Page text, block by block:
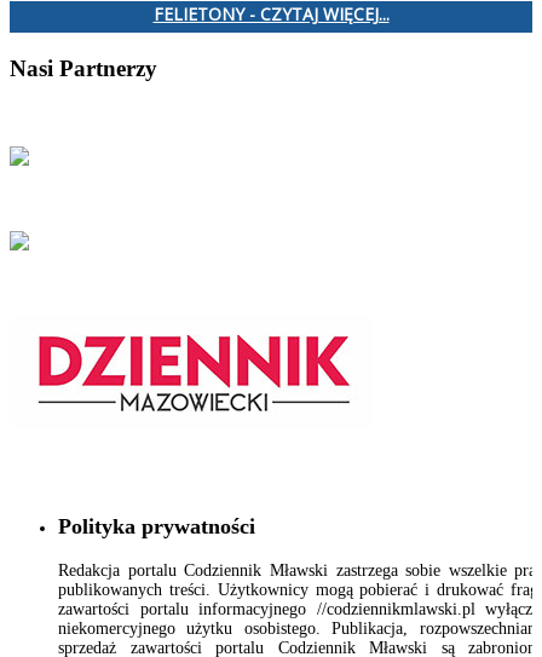
FELIETONY - CZYTAJ WIĘCEJ...
Nasi Partnerzy
Polityka prywatności
Redakcja portalu Codziennik Mławski zastrzega sobie wszelkie
publikowanych treści. Użytkownicy mogą pobierać i drukować
zawartości portalu informacyjnego //codziennikmlawski.pl
niekomercyjnego użytku osobistego. Publikacja,
sprzedaż zawartości portalu Codziennik Mławski są